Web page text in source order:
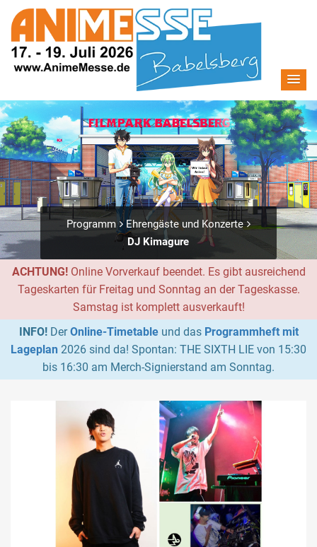
Programm
Ehrengäste und Konzerte
DJ Kimagure
ACHTUNG!Online Vorverkauf beendet. Es gibt ausreichend
Tageskarten für Freitag und Sonntag an der Tageskasse.
Samstag ist komplett ausverkauft!
INFO!DerOnline-Timetableund das Programmheft mit
Lageplan 2026 sind da! Spontan: THE SIXTH LIE von 15:30
bis 16:30 am Merch-Signierstand am Sonntag.